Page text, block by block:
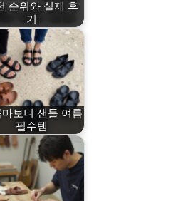
순위와 실제 후
기
보니 샌들 여름
필수템